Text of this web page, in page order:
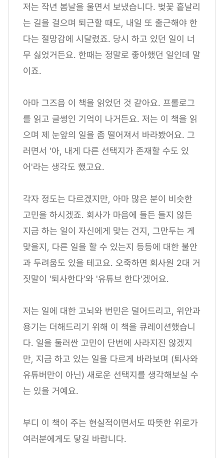
저는 작년 봄날을 울면서 보냈습니다. 벚꽃 흩날리
는 길을 걸으며 퇴근할 때도, 내일 또 출근해야 한
다는 절망감에 시달렸죠. 당시 하고 있던 일이 너
무 싫었거든요. 한때는 정말로 좋아했던 일인데 말
이죠.
아마 그즈음 이 책을 읽었던 것 같아요. 프롤로그
를 읽고 글썽인 기억이 나거든요. 저는 이 책을 읽
으며 제 눈앞의 일을 좀 떨어져서 바라봤어요. 그
러면서 '아, 내게 다른 선택지가 존재할 수도 있
어'라는 생각도 했고요.
각자 정도는 다르겠지만, 아마 많은 분이 비슷한
고민을 하시겠죠. 회사가 마음에 들든 들지 않든
지금 하는 일이 자신에게 맞는 건지, 그만두는 게
맞을지, 다른 일을 할 수 있는지 등등에 대한 불안
과 두려움도 있을 테고요. 오죽하면 회사원 2대 거
짓말이 '퇴사한다'와 '유튜브 한다'겠어요.
저는 일에 대한 고뇌와 번민은 덜어드리고, 위안과
용기는 더해드리기 위해 이 책을 큐레이션했습니
다. 일을 둘러싼 고민이 단번에 사라지진 않겠지
만, 지금 하고 있는 일을 다르게 바라보며 (퇴사와
유튜버만이 아닌) 새로운 선택지를 생각해보실 수
는 있을 거예요.
부디 이 책이 주는 현실적이면서도 따뜻한 위로가
여러분에게도 닿길 바랍니다.